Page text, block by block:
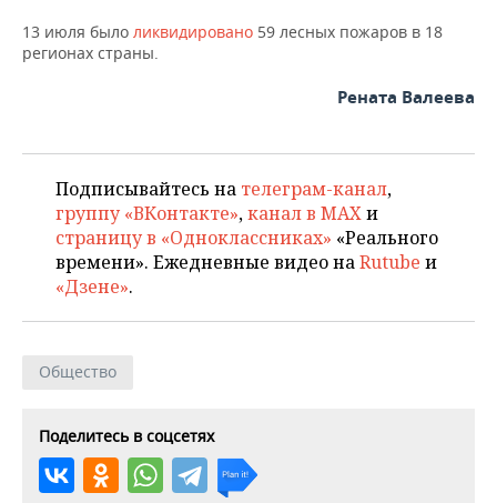
13 июля было ликвидировано 59 лесных пожаров в 18
регионах страны.
Рената Валеева
Подписывайтесь на телеграм-канал,
группу «ВКонтакте»,канал в MAXи
страницу в «Одноклассниках» «Реального
времени». Ежедневные видео наRutube и
«Дзене».
Общество
Поделитесь в соцсетях